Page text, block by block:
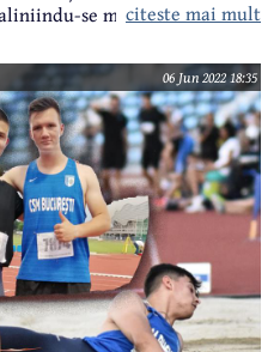
se mai mulți sportivi
citeste mai mult
06 Jun 2022 18:35